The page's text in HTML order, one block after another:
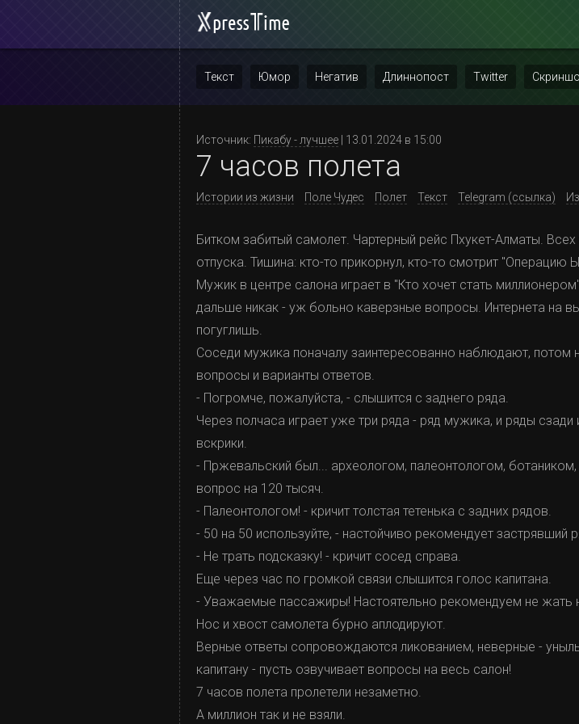
Текст Юмор Негатив Длиннопост Twitter
Источник: Пикабу - лучшее | 13.01.2024 в 15:00
7 часов полета
Истории из жизни Поле Чудес Полет Текст Telegram (ссылка)
Битком забитый самолет. Чартерный рейс Пхукет-Алматы.
отпуска. Тишина: кто-то прикорнул, кто-то смотрит
Мужик в центре салона играет в "Кто хочет стать
дальше никак - уж больно каверзные вопросы. Интернета на
погуглишь.
Соседи мужика поначалу заинтересованно наблюдают, потом
вопросы и варианты ответов.
- Погромче, пожалуйста, - слышится с заднего ряда.
Через полчаса играет уже три ряда - ряд мужика, и ряды
вскрики.
- Пржевальский был... археологом, палеонтологом,
вопрос на 120 тысяч.
- Палеонтологом! - кричит толстая тетенька с задних рядов.
- 50 на 50 используйте, - настойчиво рекомендует застрявший
- Не трать подсказку! - кричит сосед справа.
Еще через час по громкой связи слышится голос капитана.
- Уважаемые пассажиры! Настоятельно рекомендуем не жать
Нос и хвост самолета бурно аплодируют.
Верные ответы сопровождаются ликованием, неверные -
капитану - пусть озвучивает вопросы на весь салон!
7 часов полета пролетели незаметно.
А миллион так и не взяли.